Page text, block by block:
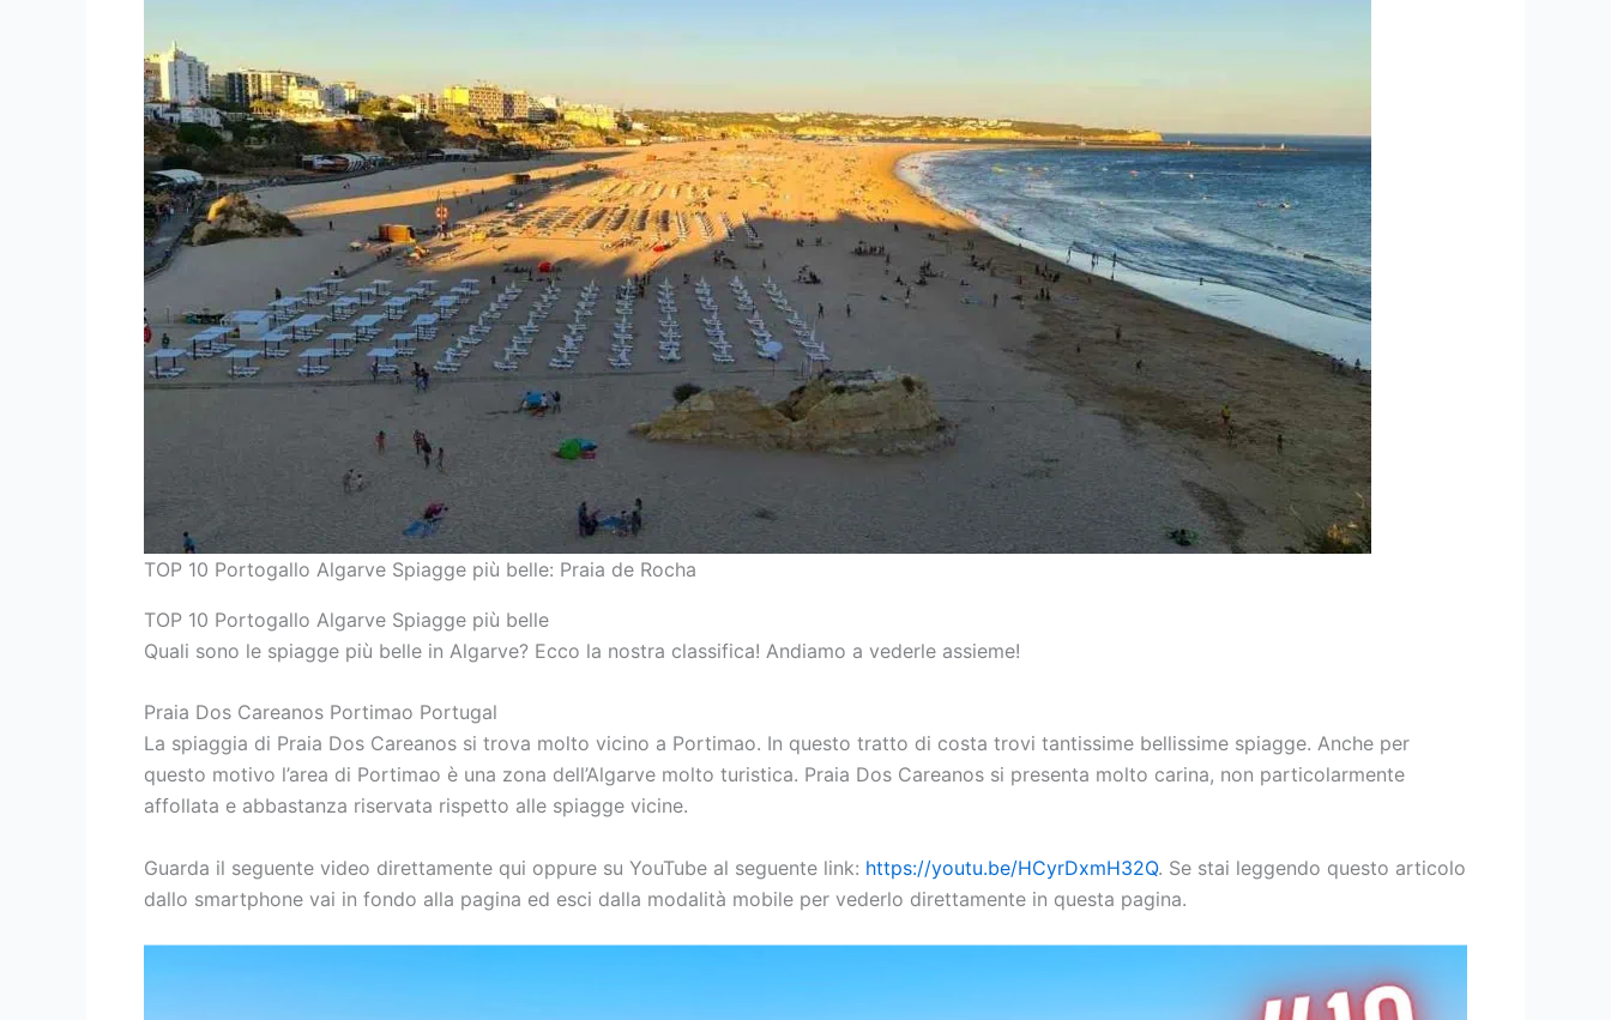
TOP 10 Portogallo Algarve Spiagge più belle: Praia de Rocha
TOP 10 Portogallo Algarve Spiagge più belle
Quali sono le spiagge più belle in Algarve? Ecco la nostra classifica! Andiamo a vederle assieme!
Praia Dos Careanos Portimao Portugal
La spiaggia di Praia Dos Careanos si trova molto vicino a Portimao. In questo tratto di costa trovi tantissime bellissime spiagge. Anche per
questo motivo l’area di Portimao è una zona dell’Algarve molto turistica. Praia Dos Careanos si presenta molto carina, non particolarmente
affollata e abbastanza riservata rispetto alle spiagge vicine.
Guarda il seguente video direttamente qui oppure su YouTube al seguente link: https://youtu.be/HCyrDxmH32Q. Se stai leggendo questo articolo
dallo smartphone vai in fondo alla pagina ed esci dalla modalità mobile per vederlo direttamente in questa pagina.